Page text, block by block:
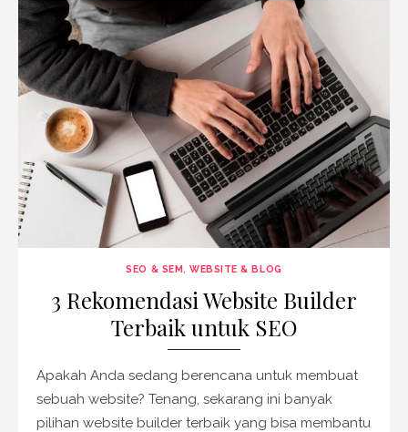
SEO & SEM,WEBSITE & BLOG
3 Rekomendasi Website Builder
Terbaik untuk SEO
Apakah Anda sedang berencana untuk membuat
sebuah website? Tenang, sekarang ini banyak
pilihan website builder terbaik yang bisa membantu